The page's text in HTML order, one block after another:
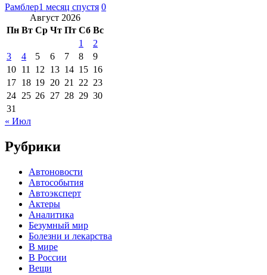
Рамблер1 месяц спустя 0
Август 2026
Пн Вт Ср Чт Пт Сб Вс
1
2
3
4 5 6 7 8
9
10 11 12 13 14 15 16
17 18 19 20 21 22 23
24 25 26 27 28 29 30
31
« Июл
Рубрики
Автоновости
Автособытия
Автоэксперт
Актеры
Аналитика
Безумный мир
Болезни и лекарства
В мире
В России
Вещи